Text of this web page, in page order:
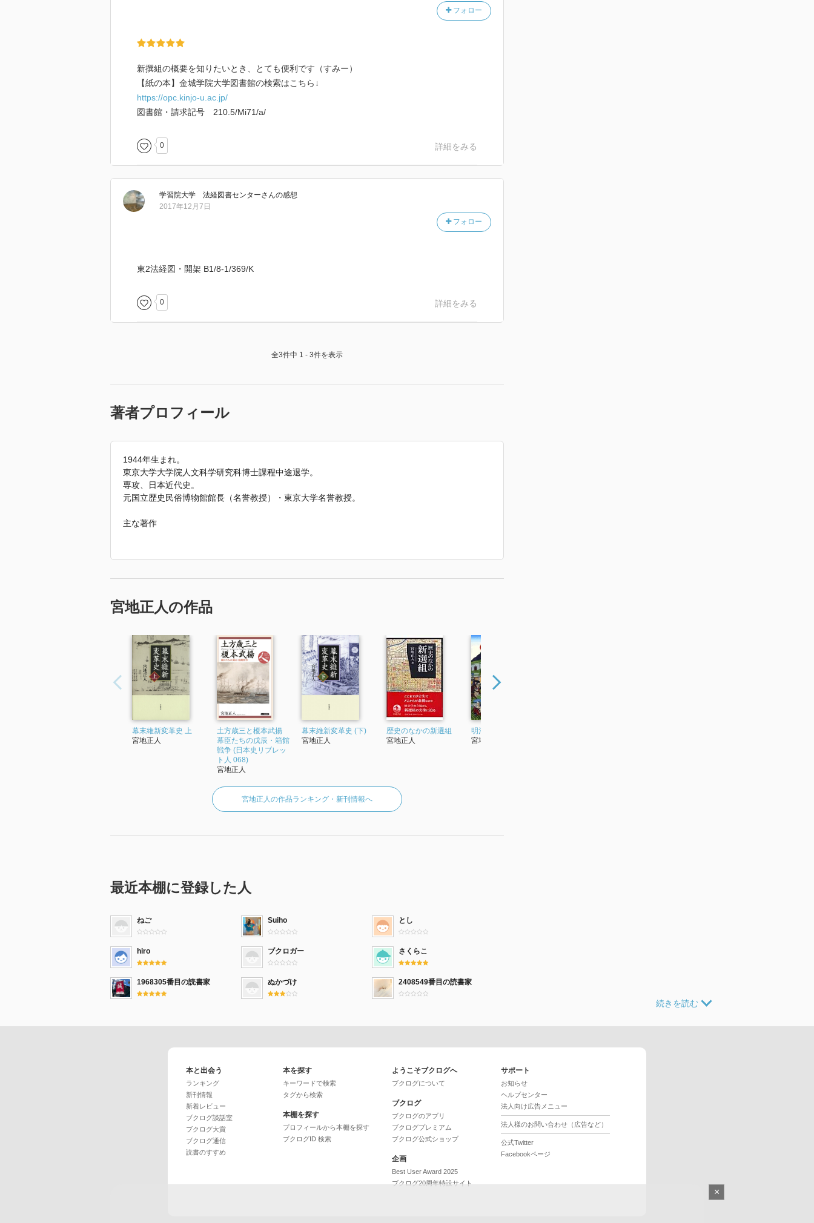
フォロー
新撰組の概要を知りたいとき、とても便利です（すみー）
【紙の本】金城学院大学図書館の検索はこちら↓
https://opc.kinjo-u.ac.jp/
図書館・請求記号 210.5/Mi71/a/
0 詳細をみる
学習院大学 法経図書センターさんの感想
フォロー
2017年12月7日
東2法経図・開架 B1/8-1/369/K
0 詳細をみる
全3件中 1 - 3件を表示
著者プロフィール
1944年生まれ。
東京大学大学院人文科学研究科博士課程中途退学。
専攻、日本近代史。
元国立歴史民俗博物館館長（名誉教授）・東京大学名誉教授。
主な著作
『天皇制の政治史的研究』（校倉書房、1981年）
『幕末維新期の社会的政治史研究』（岩波書店、1999年）
『歴史のなかの新撰組』（岩波書店、2004年）
『幕末維新変革史』（岩波書店、2012年）
『歴史のなかの『夜明け前』 平田国学の幕末維新』（吉川弘文館・2015年）
「2018年 『幕末維新像の新展開』 で使われていた紹介文から引用しています。」
宮地正人の作品
幕末維新変革史 上
宮地正人
土方歳三と榎本武揚
幕臣たちの戊辰・箱館
戦争 (日本史リブレッ
ト人 068)
宮地正人
幕末維新変革史 (下)
宮地正人
歴史のなかの新選組
宮地正人
明治時代館
宮地正人
宮地正人の作品ランキング・新刊情報へ
最近本棚に登録した人
ねご Suiho とし
hiro ブクロガー さくらこ
1968305番目の読書家 ぬかづけ 2408549番目の読書家
本と出会う
ランキング
新刊情報
新着レビュー
ブクログ談話室
ブクログ大賞
ブクログ通信
読書のすすめ
本を探す
キーワードで検索
タグから検索
本棚を探す
プロフィールから本棚を探す
ブクログID 検索
ようこそブクログへ
ブクログについて
ブクログ
ブクログのアプリ
ブクログプレミアム
ブクログ公式ショップ
企画
Best User Award 2025
ブクログ20周年特設サイト
サポート
お知らせ
ヘルプセンター
法人向け広告メニュー
法人様のお問い合わせ（広告など）
公式Twitter
Facebookページ
×